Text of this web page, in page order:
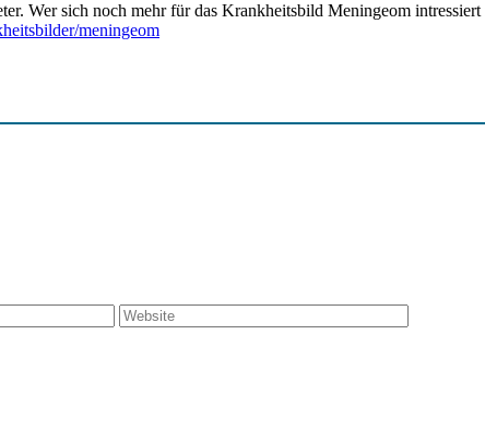
Wer sich noch mehr für das Krankheitsbild Meningeom
meningeom
Website